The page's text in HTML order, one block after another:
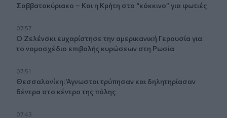
Σαββατοκύριακο – Και η Κρήτη στο “κόκκινο” για φωτιές
07:57
Ο Ζελένσκι ευχαρίστησε την αμερικανική Γερουσία για
το νομοσχέδιο επιβολής κυρώσεων στη Ρωσία
07:51
Θεσσαλονίκη: Άγνωστοι τρύπησαν και δηλητηρίασαν
δέντρα στο κέντρο της πόλης
07:43